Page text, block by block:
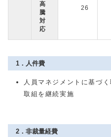
高
騰
対
応
26
1．人件費
人員マネジメントに基づ
取組を継続実施
2．非裁量経費